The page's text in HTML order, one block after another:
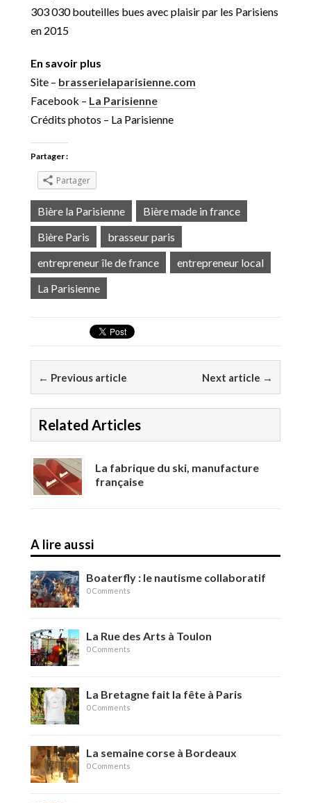
303 030 bouteilles bues avec plaisir par les Parisiens
en 2015
En savoir plus
Site – brasserielaparisienne.com
Facebook – La Parisienne
Crédits photos – La Parisienne
Partager :
Partager
Bière la Parisienne
Bière made in france
Bière Paris
brasseur paris
entrepreneur île de france
entrepreneur local
La Parisienne
← Previous article Next article →
Related Articles
La fabrique du ski, manufacture
française
A lire aussi
Boaterfly : le nautisme collaboratif
0 Comments
La Rue des Arts à Toulon
0 Comments
La Bretagne fait la fête à Paris
0 Comments
La semaine corse à Bordeaux
0 Comments